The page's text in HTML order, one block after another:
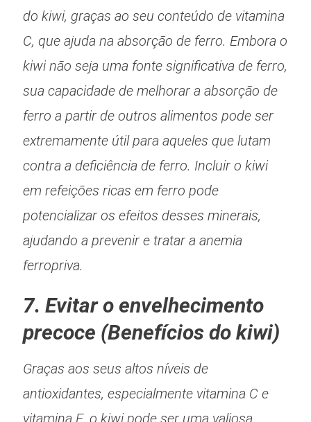
do kiwi, graças ao seu conteúdo de vitamina
C, que ajuda na absorção de ferro. Embora o
kiwi não seja uma fonte significativa de ferro,
sua capacidade de melhorar a absorção de
ferro a partir de outros alimentos pode ser
extremamente útil para aqueles que lutam
contra a deficiência de ferro. Incluir o kiwi
em refeições ricas em ferro pode
potencializar os efeitos desses minerais,
ajudando a prevenir e tratar a anemia
ferropriva.
7. Evitar o envelhecimento
precoce (Benefícios do kiwi)
Graças aos seus altos níveis de
antioxidantes, especialmente vitamina C e
vitamina E, o kiwi pode ser uma valiosa